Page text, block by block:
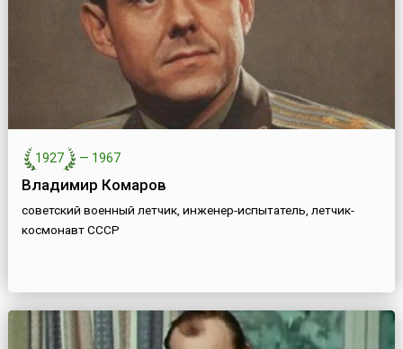
1927 — 1967
Владимир Комаров
советский военный летчик, инженер-испытатель, летчик-
космонавт СССР